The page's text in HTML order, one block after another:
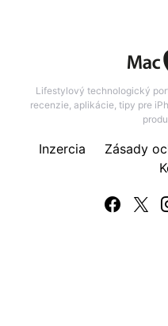
Lifestylový technologický
recenzie, aplikácie, tipy pre
Inzercia
Zásady